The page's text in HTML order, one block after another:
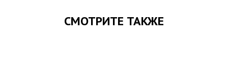
СМОТРИТЕ ТАКЖЕ